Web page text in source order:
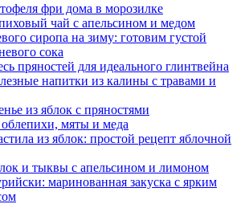
фри дома в морозилке
чай с апельсином и медом
сиропа на зиму: готовим густой
сока
пряностей для идеального глинтвейна
напитки из калины с травами и
из яблок с пряностями
облепихи, мяты и меда
из яблок: простой рецепт яблочной
и тыквы с апельсином и лимоном
маринованная закуска с ярким